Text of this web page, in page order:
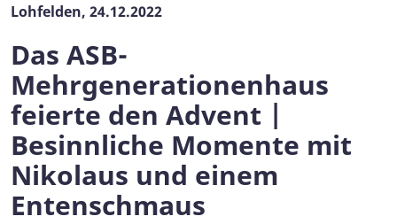
Lohfelden, 24.12.2022
Das ASB-
Mehrgenerationenhaus
feierte den Advent |
Besinnliche Momente mit
Nikolaus und einem
Entenschmaus